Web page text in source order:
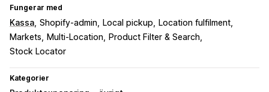
Fungerar med
Kassa Shopify-admin Local pickup
Location fulfilment
Markets
Multi-Location
Product Filter & Search
Stock Locator
Kategorier